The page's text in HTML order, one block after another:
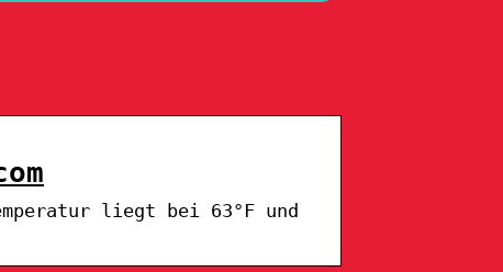
liegt bei 63°F und